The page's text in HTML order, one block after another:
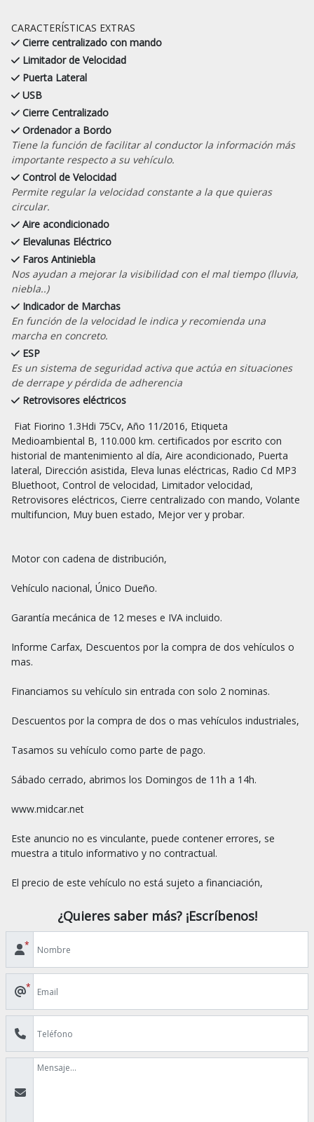
CARACTERÍSTICAS EXTRAS
Cierre centralizado con mando
Limitador de Velocidad
Puerta Lateral
USB
Cierre Centralizado
Ordenador a Bordo
Tiene la función de facilitar al conductor la información más
importante respecto a su vehículo.
Control de Velocidad
Permite regular la velocidad constante a la que quieras
circular.
Aire acondicionado
Elevalunas Eléctrico
Faros Antiniebla
Nos ayudan a mejorar la visibilidad con el mal tiempo (lluvia,
niebla..)
Indicador de Marchas
En función de la velocidad le indica y recomienda una
marcha en concreto.
ESP
Es un sistema de seguridad activa que actúa en situaciones
de derrape y pérdida de adherencia
Retrovisores eléctricos
Medioambiental B, 110.000 km. certificados por escrito con
historial de mantenimiento al día, Aire acondicionado, Puerta
lateral, Dirección asistida, Eleva lunas eléctricas, Radio Cd MP3
Bluethoot, Control de velocidad, Limitador velocidad,
Retrovisores eléctricos, Cierre centralizado con mando, Volante
multifuncion, Muy buen estado, Mejor ver y probar.
Motor con cadena de distribución,
Vehículo nacional, Único Dueño.
Garantía mecánica de 12 meses e IVA incluido.
Informe Carfax, Descuentos por la compra de dos vehículos o
mas.
Financiamos su vehículo sin entrada con solo 2 nominas.
Descuentos por la compra de dos o mas vehículos industriales,
Tasamos su vehículo como parte de pago.
Sábado cerrado, abrimos los Domingos de 11h a 14h.
www.midcar.net
Este anuncio no es vinculante, puede contener errores, se
muestra a titulo informativo y no contractual.
¿Quieres saber más? ¡Escríbenos!
*
*